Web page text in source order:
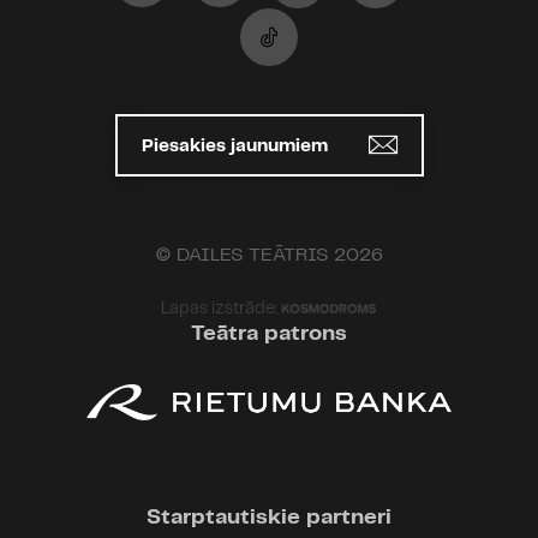
10.03.2020 22:23
Piekritīšu, ka šajā izrādē nav
Paldies!
Milana Drugoveiko virtuālajā
grupā #SkatītājsVērtē:
klasikas, konservatīvā teātra izrāžu
cienītājiem. Darbība notiek vienā
dzīves situācijā nekad nesatiktos.
Piesakies jaunumiem
© DAILES TEĀTRIS 2026
Lapas izstrāde:
Teātra patrons
Starptautiskie partneri